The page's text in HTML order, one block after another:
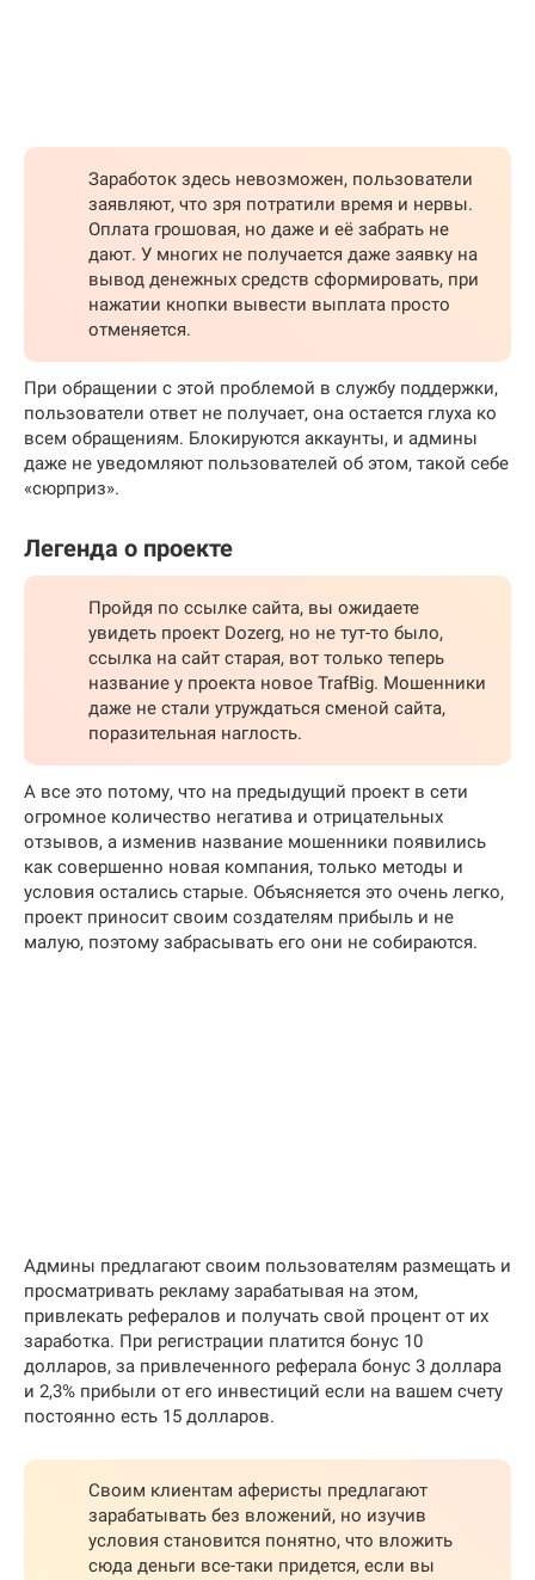
Заработок здесь невозможен, пользователи
заявляют, что зря потратили время и нервы.
Оплата грошовая, но даже и её забрать не
дают. У многих не получается даже заявку на
вывод денежных средств сформировать, при
нажатии кнопки вывести выплата просто
отменяется.
При обращении с этой проблемой в службу поддержки,
пользователи ответ не получает, она остается глуха ко
всем обращениям. Блокируются аккаунты, и админы
даже не уведомляют пользователей об этом, такой себе
«сюрприз».
Легенда о проекте
Пройдя по ссылке сайта, вы ожидаете
увидеть проект Dozerg, но не тут-то было,
ссылка на сайт старая, вот только теперь
название у проекта новое TrafBig. Мошенники
даже не стали утруждаться сменой сайта,
поразительная наглость.
А все это потому, что на предыдущий проект в сети
огромное количество негатива и отрицательных
отзывов, а изменив название мошенники появились
как совершенно новая компания, только методы и
условия остались старые. Объясняется это очень легко,
проект приносит своим создателям прибыль и не
малую, поэтому забрасывать его они не собираются.
Админы предлагают своим пользователям размещать и
просматривать рекламу зарабатывая на этом,
привлекать рефералов и получать свой процент от их
заработка. При регистрации платится бонус 10
долларов, за привлеченного реферала бонус 3 доллара
и 2,3% прибыли от его инвестиций если на вашем счету
постоянно есть 15 долларов.
Своим клиентам аферисты предлагают
зарабатывать без вложений, но изучив
условия становится понятно, что вложить
сюда деньги все-таки придется, если вы